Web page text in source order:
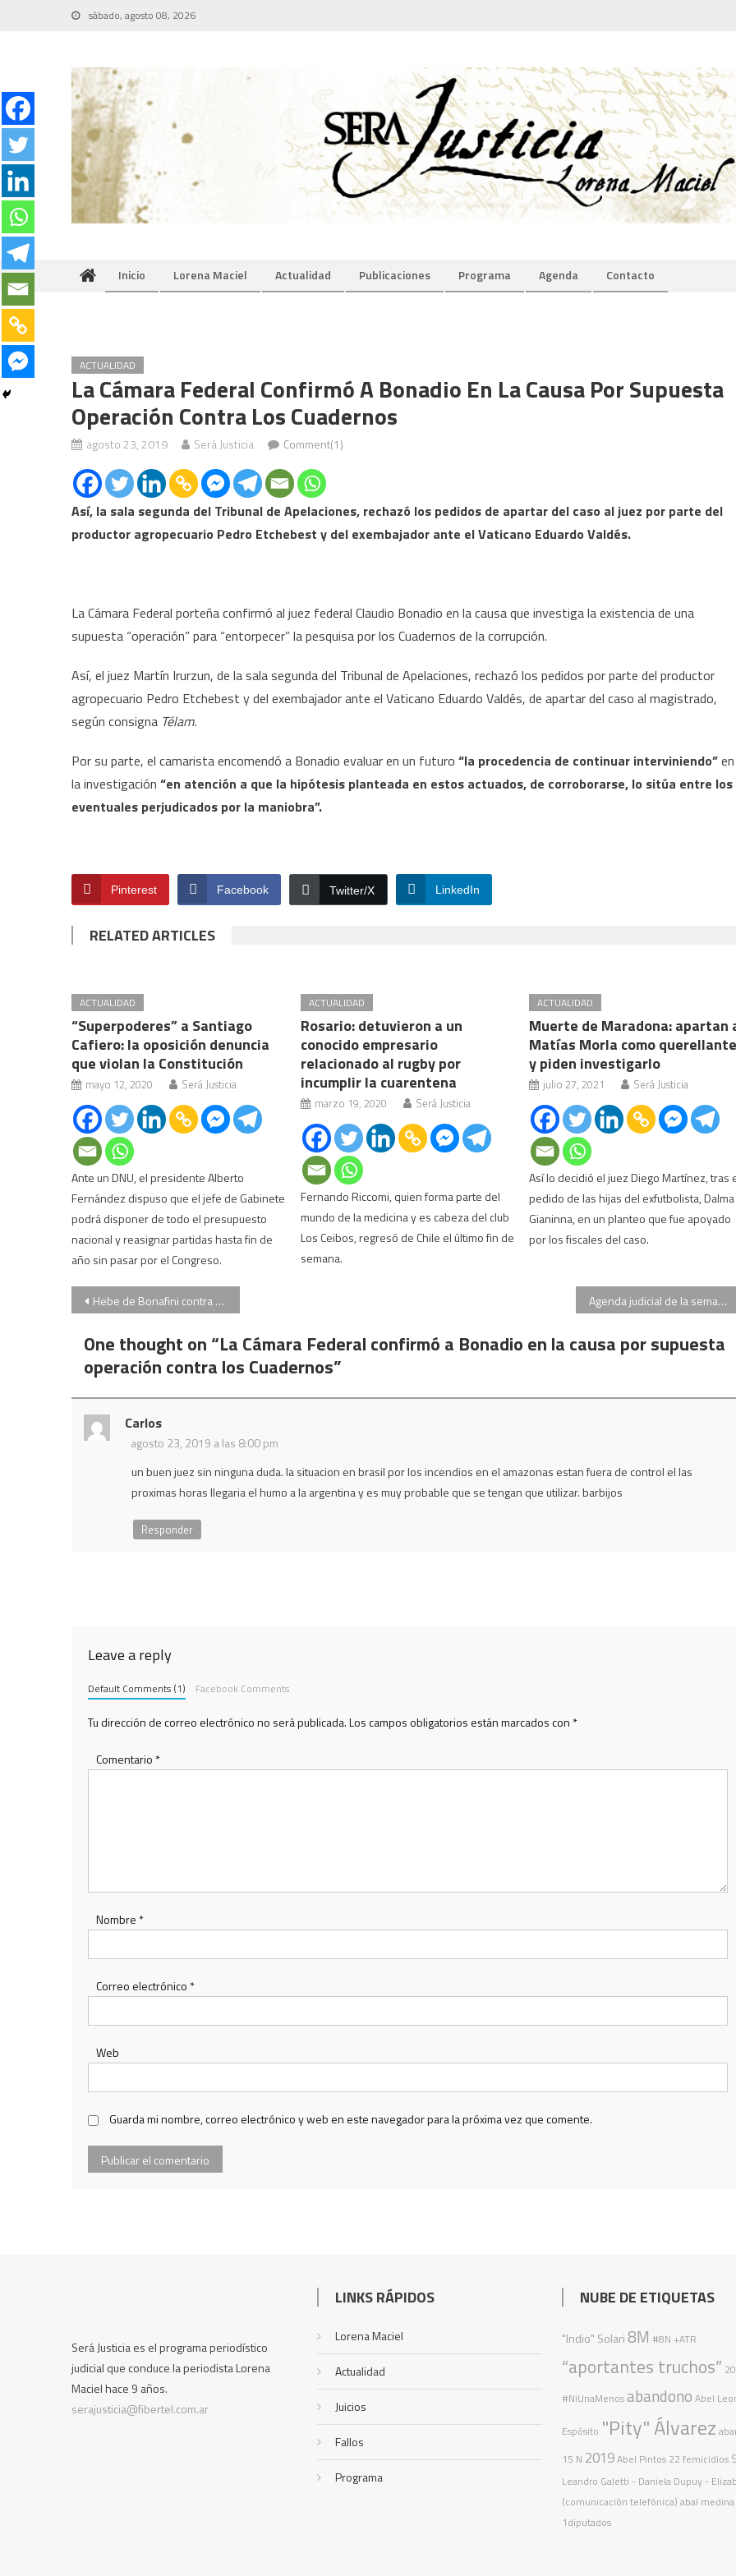
sábado, agosto 08, 2026
Inicio Lorena Maciel Actualidad Publicaciones Programa Agenda Contacto
ACTUALIDAD
La Cámara Federal Confirmó A Bonadio En La Causa Por Supuesta
Operación Contra Los Cuadernos
agosto 23, 2019 Será Justicia Comment(1)
Así, la sala segunda del Tribunal de Apelaciones, rechazó los pedidos de apartar del caso al juez por parte del
productor agropecuario Pedro Etchebest y del exembajador ante el Vaticano Eduardo Valdés.
La Cámara Federal porteña confirmó al juez federal Claudio Bonadio en la causa que investiga la existencia de una
supuesta “operación” para “entorpecer” la pesquisa por los Cuadernos de la corrupción.
Así, el juez Martín Irurzun, de la sala segunda del Tribunal de Apelaciones, rechazó los pedidos por parte del productor
agropecuario Pedro Etchebest y del exembajador ante el Vaticano Eduardo Valdés, de apartar del caso al magistrado,
según consigna Télam.
Por su parte, el camarista encomendó a Bonadio evaluar en un futuro “la procedencia de continuar interviniendo”en
la investigación “en atención a que la hipótesis planteada en estos actuados, de corroborarse, lo sitúa entre los
eventuales perjudicados por la maniobra”.
Pinterest Facebook Twitter/X LinkedIn
RELATED ARTICLES
ACTUALIDAD
“Superpoderes” a Santiago
Cafiero: la oposición denuncia
que violan la Constitución
mayo 12, 2020 Será Justicia
Ante un DNU, el presidente Alberto
Fernández dispuso que el jefe de Gabinete
podrá disponer de todo el presupuesto
nacional y reasignar partidas hasta fin de
año sin pasar por el Congreso.
ACTUALIDAD
Rosario: detuvieron a un
conocido empresario
relacionado al rugby por
incumplir la cuarentena
marzo 19, 2020 Será Justicia
Fernando Riccomi, quien forma parte del
mundo de la medicina y es cabeza del club
Los Ceibos, regresó de Chile el último fin de
semana.
ACTUALIDAD
Muerte de Maradona: apartan
Matías Morla como querellante
y piden investigarlo
julio 27, 2021 Será Justicia
Así lo decidió el juez Diego Martínez, tras
pedido de las hijas del exfutbolista,
Gianinna, en un planteo que fue apoyado
por los fiscales del caso.
Navegación
de
entradas
Hebe de Bonafini contra los jueces: “Van a tener que pagar lo que nos hicieron” Agenda judicial de la semana: se conocerá el veredicto en el juicio por abuso de Jonathan Fabbro contra su ahijada
One thought on “La Cámara Federal confirmó a Bonadio en la causa por supuesta
operación contra los Cuadernos”
Carlos
agosto 23, 2019 a las 8:00 pm
un buen juez sin ninguna duda. la situacion en brasil por los incendios en el amazonas estan fuera de control el las
proximas horas llegaria el humo a la argentina y es muy probable que se tengan que utilizar. barbijos
Responder
Leave a reply
Default Comments (1) Facebook Comments
Tu dirección de correo electrónico no será publicada.Los campos obligatorios están marcados con *
Comentario *
Nombre *
Correo electrónico *
Web
Guarda mi nombre, correo electrónico y web en este navegador para la próxima vez que comente.
Será Justicia es el programa periodístico
judicial que conduce la periodista Lorena
Maciel hace 9 años.
serajusticia@fibertel.com.ar
LINKS RÁPIDOS
Lorena Maciel
Actualidad
Juicios
Fallos
Programa
NUBE DE ETIQUETAS
"Indio" Solari8M #8N +ATR
“aportantes truchos”
#NiUnaMenosabandono Abel
Espósito "Pity" Álvarez
15 N 2019Abel Pintos 22 femicidios
Leandro Galetti - Daniela Dupuy -
(comunicación telefónica) abal medina
1diputados